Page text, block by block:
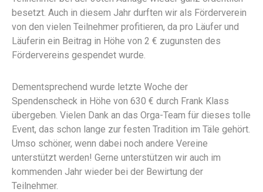
besetzt. Auch in diesem Jahr durften wir als Förderverein
von den vielen Teilnehmer profitieren, da pro Läufer und
Läuferin ein Beitrag in Höhe von 2 € zugunsten des
Fördervereins gespendet wurde.
Dementsprechend wurde letzte Woche der
Spendenscheck in Höhe von 630 € durch Frank Klass
übergeben. Vielen Dank an das Orga-Team für dieses tolle
Event, das schon lange zur festen Tradition im Täle gehört.
Umso schöner, wenn dabei noch andere Vereine
unterstützt werden! Gerne unterstützen wir auch im
kommenden Jahr wieder bei der Bewirtung der
Teilnehmer.